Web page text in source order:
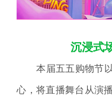
沉浸式
本届五五购物节以
心，将直播舞台从演